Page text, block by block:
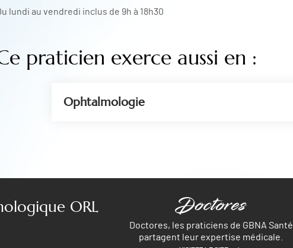
lundi au vendredi inclus de 9h à 18h30
praticien exerce aussi en :
Ophtalmologie
ORL
Doctores, les praticiens de GBNA Santé
partagent leur expertise médicale.